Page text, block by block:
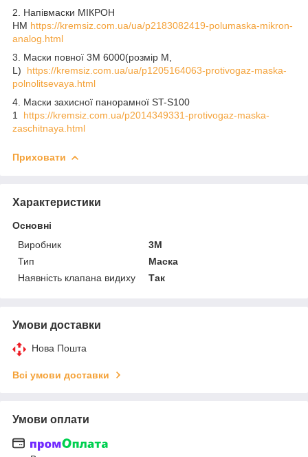
2. Напівмаски МІКРОН
НМ https://kremsiz.com.ua/ua/p2183082419-polumaska-mikron-
analog.html
3. Маски повної 3М 6000(розмір М,
L) https://kremsiz.com.ua/ua/p1205164063-protivogaz-maska-
polnolitsevaya.html
4. Маски захисної панорамної ST-S100
1 https://kremsiz.com.ua/p2014349331-protivogaz-maska-
zaschitnaya.html
Приховати
Характеристики
Основні
Виробник
3М
Тип
Маска
Наявність клапана видиху
Так
Умови доставки
Нова Пошта
Всі умови доставки
Умови оплати